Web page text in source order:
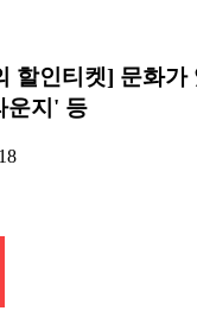
할인티켓] 문화가
운지' 등